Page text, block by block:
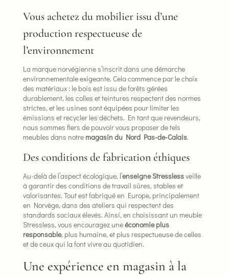
Vous achetez du mobilier issu d’une
production respectueuse de
l’environnement
La marque norvégienne s’inscrit dans une démarche
environnementale exigeante. Cela commence par le choix
des matériaux : le bois est issu de forêts gérées
durablement, les colles et teintures respectent des normes
strictes, et les usines sont équipées pour limiter les
émissions et recycler les déchets. En tant que revendeurs,
nous sommes fiers de pouvoir vous proposer de tels
meubles dans notre magasin du Nord Pas-de-Calais.
Des conditions de fabrication éthiques
Au-delà de l’aspect écologique, l’enseigne Stresslessveille
à garantir des conditions de travail sûres, stables et
valorisantes. Tout est fabriqué en Europe, principalement
en Norvège, dans des ateliers qui respectent des
standards sociaux élevés. Ainsi, en choisissant un meuble
Stressless, vous encouragez uneéconomie plus
responsable, plus humaine, et plus respectueuse de celles
et de ceux qui la font vivre au quotidien.
Une expérience en magasin à la